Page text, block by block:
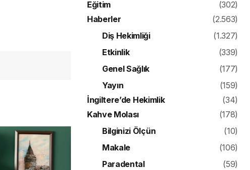
Eğitim
(302)
Haberler
(2.563)
Diş Hekimliği
(1.327)
Etkinlik
(339)
Genel Sağlık
(177)
Yayın
(159)
İngiltere’de Hekimlik
(34)
Kahve Molası
(178)
Bilginizi Ölçün
(10)
Makale
(106)
Paradental
(59)